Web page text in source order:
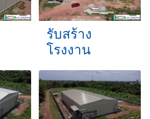
รับสร้าง
โรงงาน